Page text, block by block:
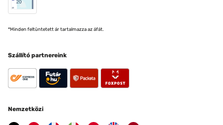
*Minden feltüntetett ár tartalmazza az áfát.
Szállító partnereink
Nemzetközi